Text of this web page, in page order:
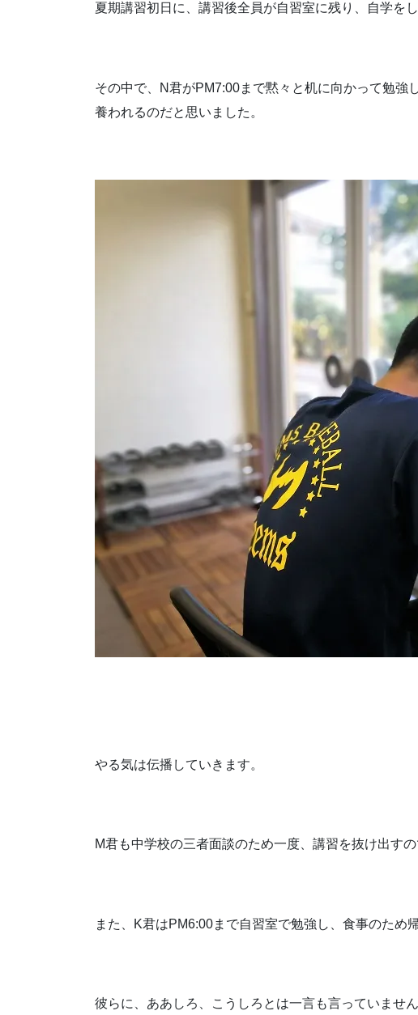
夏期講習初日に、講習後全員が自習室に残り、自学をし
その中で、N君がPM7:00まで黙々と机に向かって勉強
養われるのだと思いました。
やる気は伝播していきます。
M君も中学校の三者面談のため一度、講習を抜け出す
また、K君はPM6:00まで自習室で勉強し、食事のため
彼らに、ああしろ、こうしろとは一言も言っていません